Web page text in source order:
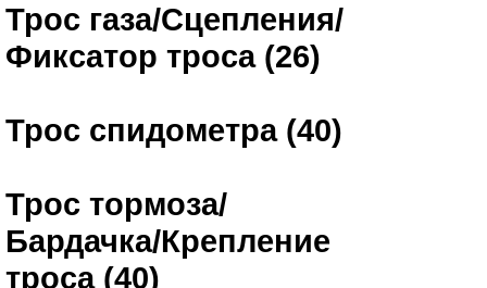
Трос газа/Сцепления/
Фиксатор троса (26)
Трос спидометра (40)
Трос тормоза/
Бардачка/Крепление
троса (40)